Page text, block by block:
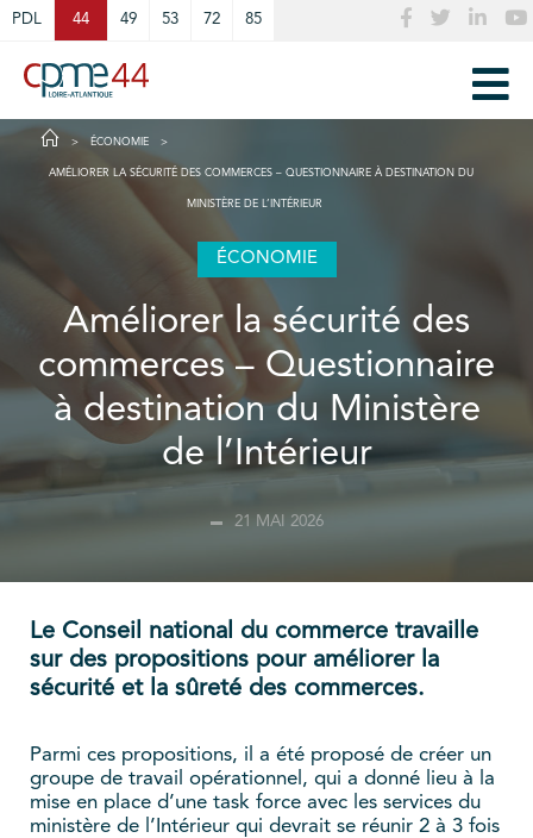
PDL 44 49 53 72 85
ÉCONOMIE
AMÉLIORER LA SÉCURITÉ DES COMMERCES – QUESTIONNAIRE À DESTINATION DU
MINISTÈRE DE L’INTÉRIEUR
ÉCONOMIE
Améliorer la sécurité des
commerces – Questionnaire
à destination du Ministère
de l’Intérieur
21 MAI 2026
Le Conseil national du commerce travaille
sur des propositions pour améliorer la
sécurité et la sûreté des commerces.
Parmi ces propositions, il a été proposé de créer un
groupe de travail opérationnel, qui a donné lieu à la
mise en place d’une task force avec les services du
ministère de l’Intérieur qui devrait se réunir 2 à 3 fois
Cookies management panel